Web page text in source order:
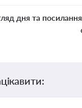
дня та посилання